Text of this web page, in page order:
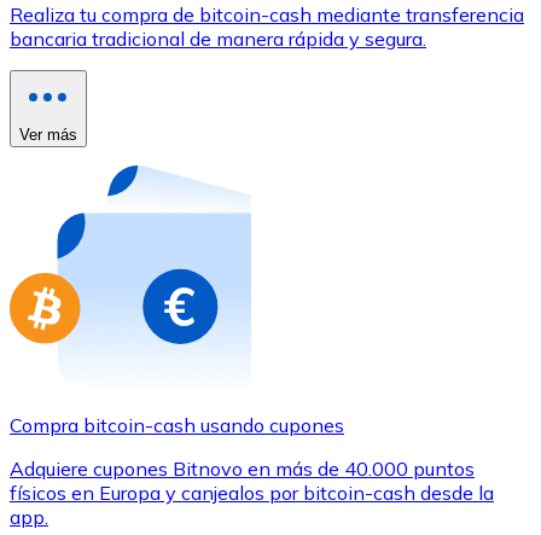
Comprar con tarjeta
Tienda - Tarjetas regalo
Compra tarjetas regalo de tus marcas favoritas con
Ir a la tienda de tarjetas regalo
Realiza tu compra de bitcoin-cash mediante transferencia
bancaria tradicional de manera rápida y segura.
Ver más
Compra bitcoin-cash usando cupones
Adquiere cupones Bitnovo en más de 40.000 puntos
físicos en Europa y canjealos por bitcoin-cash desde la
app.